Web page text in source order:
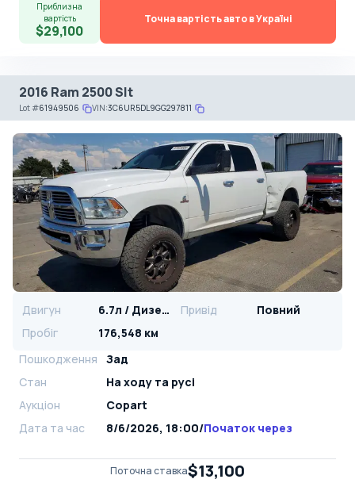
Приблизна
вартість
$29,100
Точна вартість авто в Україні
2016 Ram 2500 Slt
Lot#61949506 VIN:3C6UR5DL9GG297811
Двигун 6.7л / Дизель Привід
Повний
Пробіг
176,548 км
Пошкодження
Зад
Стан
На ​​ходу та русі
Аукціон
Copart
Дата та час
8/6/2026, 18:00/Початок через
Поточна ставка$13,100